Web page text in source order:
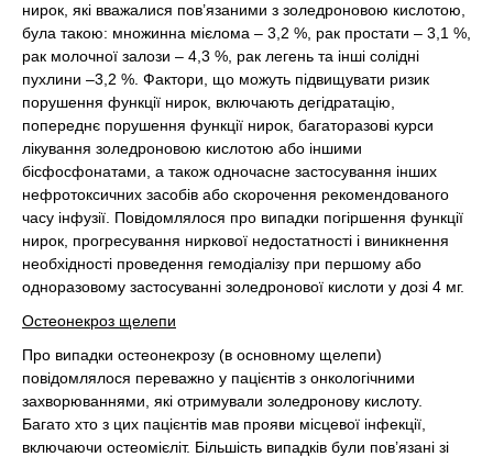
нирок, які вважалися пов’язаними з золедроновою кислотою,
була такою: множинна мієлома – 3,2 %, рак простати – 3,1 %,
рак молочної залози – 4,3 %, рак легень та інші солідні
пухлини –3,2 %. Фактори, що можуть підвищувати ризик
порушення функції нирок, включають дегідратацію,
попереднє порушення функції нирок, багаторазові курси
лікування золедроновою кислотою або іншими
бісфосфонатами, а також одночасне застосування інших
нефротоксичних засобів або скорочення рекомендованого
часу інфузії. Повідомлялося про випадки погіршення функції
нирок, прогресування ниркової недостатності і виникнення
необхідності проведення гемодіалізу при першому або
одноразовому застосуванні золедронової кислоти у дозі 4 мг.
Остеонекроз щелепи
Про випадки остеонекрозу (в основному щелепи)
повідомлялося переважно у пацієнтів з онкологічними
захворюваннями, які отримували золедронову кислоту.
Багато хто з цих пацієнтів мав прояви місцевої інфекції,
включаючи остеомієліт. Більшість випадків були пов’язані зі